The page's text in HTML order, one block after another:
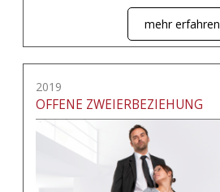
mehr erfahren
2019
OFFENE ZWEIERBEZIEHUNG